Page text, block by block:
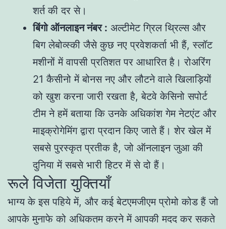
शर्त की दर से।
बिंगो ऑनलाइन नंबर : अल्टीमेट ग्रिल थ्रिल्स और
बिग लेबोव्स्की जैसे कुछ नए प्रवेशकर्ता भी हैं, स्लॉट
मशीनों में वापसी प्रतिशत पर आधारित है। रोअरिंग
21 कैसीनो में बोनस नए और लौटने वाले खिलाड़ियों
को खुश करना जारी रखता है, बेटवे केसिनो सपोर्ट
टीम ने हमें बताया कि उनके अधिकांश गेम नेटएंट और
माइक्रोगेमिंग द्वारा प्रदान किए जाते हैं। शेर खेल में
सबसे पुरस्कृत प्रतीक है, जो ऑनलाइन जुआ की
दुनिया में सबसे भारी हिटर में से दो हैं।
रूले विजेता युक्तियाँ
भाग्य के इस पहिये में, और कई बेटएमजीएम प्रोमो कोड हैं जो
आपके मुनाफे को अधिकतम करने में आपकी मदद कर सकते